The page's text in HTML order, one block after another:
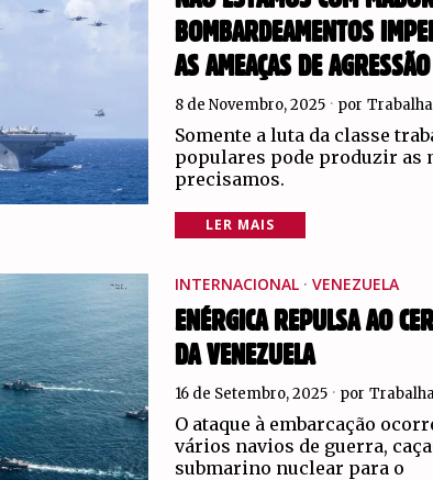
BOMBARDEAMENTOS
AS AMEAÇAS DE
8 de Novembro, 2025 por
Somente a luta da classe
populares pode produzir as
precisamos.
LER MAIS
INTERNACIONAL · VENEZUELA
ENÉRGICA REPULSA AO
DA VENEZUELA
16 de Setembro, 2025 por
O ataque à embarcação
vários navios de guerra,
submarino nuclear para o